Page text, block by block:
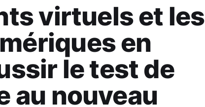
virtuels et les
en
le test de
au nouveau